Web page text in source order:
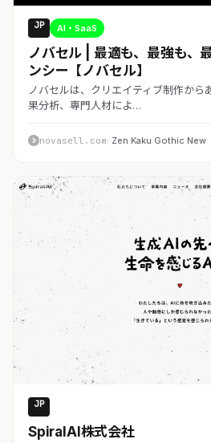
JP AI・SaaS
ノバセル | 最適も、最強も、
ンシー【ノバセル】
ノバセルは、クリエイティブ制作から
果分析、専門人材によ…
novasell.com· Zen Kaku Gothic New
JP
SpiralAI株式会社